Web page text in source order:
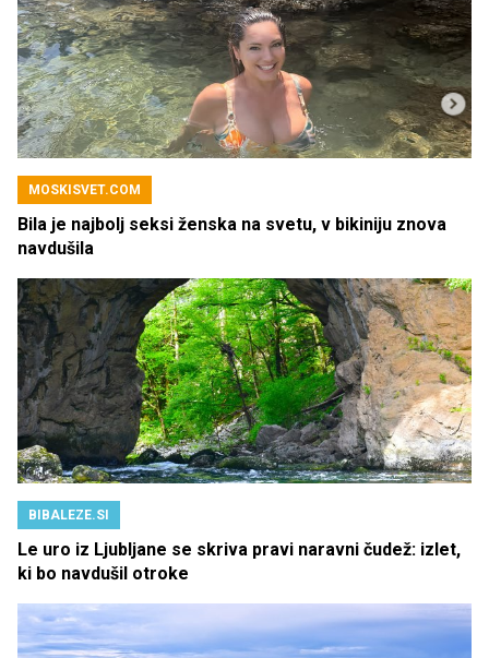
MOSKISVET.COM
Bila je najbolj seksi ženska na svetu, v bikiniju znova
navdušila
BIBALEZE.SI
Le uro iz Ljubljane se skriva pravi naravni čudež: izlet,
ki bo navdušil otroke